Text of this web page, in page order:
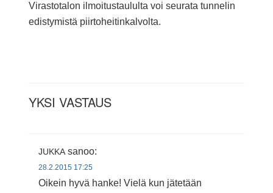
Virastotalon ilmoitustaululta voi seurata tunnelin
edistymistä piirtoheitinkalvolta.
YKSI VASTAUS
JUKKA sanoo:
28.2.2015 17:25
Oikein hyvä hanke! Vielä kun jätetään